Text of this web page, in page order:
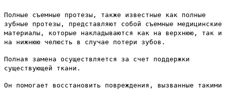
Полные съемные протезы, также известные как полные
зубные протезы, представляют собой съемные медицинские
материалы, которые накладываются как на верхнюю, так и
на нижнюю челюсть в случае потери зубов.
Полная замена осуществляется за счет поддержки
существующей ткани.
Он помогает восстановить повреждения, вызванные такими